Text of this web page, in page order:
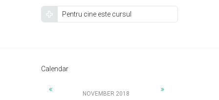
Pentru cine este cursul
Calendar
NOVEMBER 2018